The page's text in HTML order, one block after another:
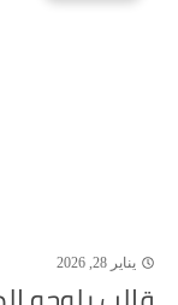
يناير 28, 2026